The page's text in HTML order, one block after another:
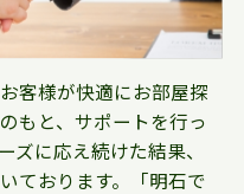
客様が快適にお部屋探
もと、サポートを行っ
ズに応え続けた結果、
ております。「明石で